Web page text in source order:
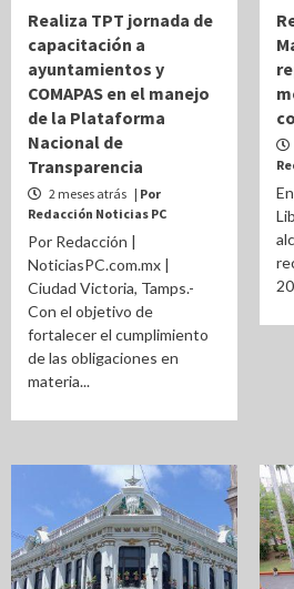
Realiza TPT jornada de
capacitación a
ayuntamientos y
COMAPAS en el manejo
de la Plataforma
Nacional de
Transparencia
2 meses atrás | Por
Redacción Noticias PC
Por Redacción |
NoticiasPC.com.mx |
Ciudad Victoria, Tamps.-
Con el objetivo de
fortalecer el cumplimiento
de las obligaciones en
materia...